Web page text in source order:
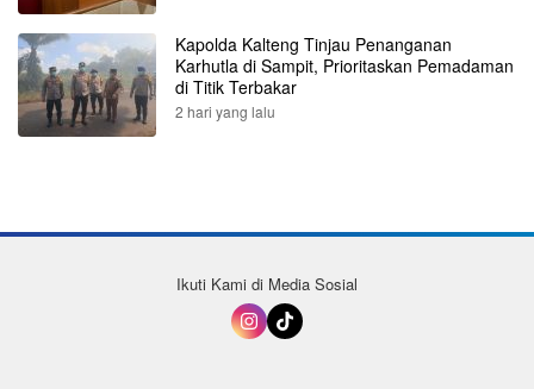
Kapolda Kalteng Tinjau Penanganan
Karhutla di Sampit, Prioritaskan Pemadaman
di Titik Terbakar
2 hari yang lalu
Ikuti Kami di Media Sosial